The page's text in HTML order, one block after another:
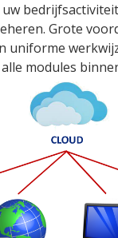
Grote
uniforme
modules